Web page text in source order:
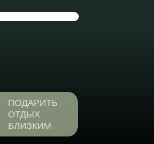
ПОДАРИТЬ
ОТДЫХ
БЛИЗКИМ